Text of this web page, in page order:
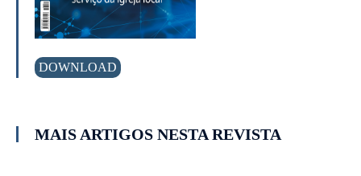
DOWNLOAD
MAIS ARTIGOS NESTA REVISTA